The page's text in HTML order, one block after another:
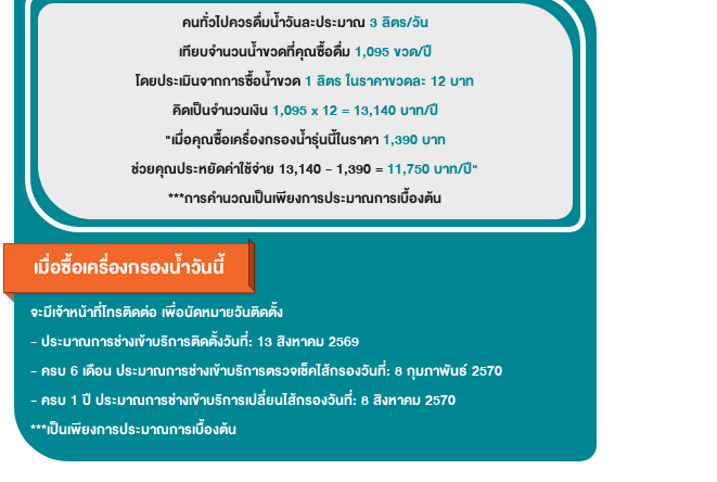
คนทั่วไปควรดื่มน้ำวันละประมาณ 3 ลิตร/วัน
เทียบจำนวนน้ำขวดที่คุณซื้อดื่ม1,095 ขวด/ปี
โดยประเมินจากการซื้อน้ำขวด1 ลิตร ในราคาขวดละ 12 บาท
คิดเป็นจำนวนเงิน1,095 x 12 = 13,140 บาท/ปี
"เมื่อคุณซื้อเครื่องกรองน้ำรุ่นนี้ในราคา1,390 บาท
ช่วยคุณประหยัดค่าใช้จ่าย 13,140 - 1,390 =11,750 บาท/ปี"
***การคำนวณเป็นเพียงการประมาณการเบื้องต้น
เมื่อซื้อเครื่องกรองน้ำวันนี้
จะมีเจ้าหน้าที่โทรติดต่อ เพื่อนัดหมายวันติดตั้ง
- ประมาณการช่างเข้าบริการติดตั้งวันที่: 13 สิงหาคม 2569
- ครบ 6 เดือน ประมาณการช่างเข้าบริการตรวจเช็คไส้กรองวันที่: 8 กุมภาพันธ์ 2570
- ครบ 1 ปี ประมาณการช่างเข้าบริการเปลี่ยนไส้กรองวันที่: 8 สิงหาคม 2570
***เป็นเพียงการประมาณการเบื้องต้น